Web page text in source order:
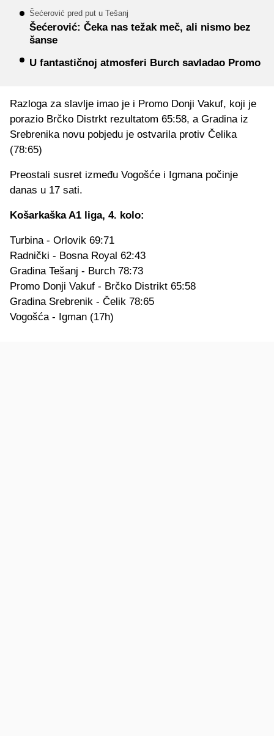
Šećerović pred put u Tešanj
Šećerović: Čeka nas težak meč, ali nismo bez
šanse
U fantastičnoj atmosferi Burch savladao Promo
Razloga za slavlje imao je i Promo Donji Vakuf, koji je
porazio Brčko Distrkt rezultatom 65:58, a Gradina iz
Srebrenika novu pobjedu je ostvarila protiv Čelika
(78:65)
Preostali susret između Vogošće i Igmana počinje
danas u 17 sati.
Košarkaška A1 liga, 4. kolo:
Turbina - Orlovik 69:71
Radnički - Bosna Royal 62:43
Gradina Tešanj - Burch 78:73
Promo Donji Vakuf - Brčko Distrikt 65:58
Gradina Srebrenik - Čelik 78:65
Vogošća - Igman (17h)